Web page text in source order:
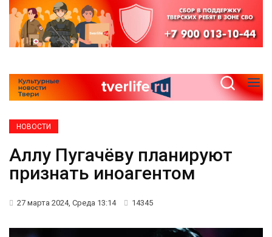
НОВОСТИ
Аллу Пугачёву планируют
признать иноагентом
27 марта 2024, Среда 13:14 14345